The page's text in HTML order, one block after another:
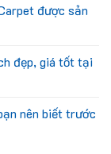
được sản
đẹp, giá tốt tại
nên biết trước